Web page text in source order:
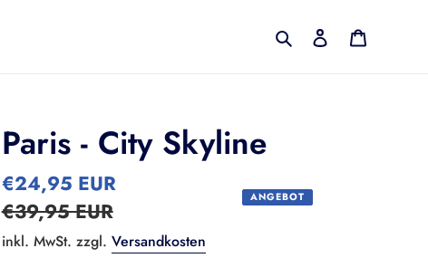
Suchen Einloggen
Paris - City Skyline
Sonderpreis
€24,95 EUR
€39,95 EUR
ANGEBOT
inkl. MwSt. zzgl. Versandkosten